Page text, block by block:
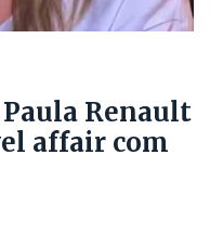
Renault
affair com